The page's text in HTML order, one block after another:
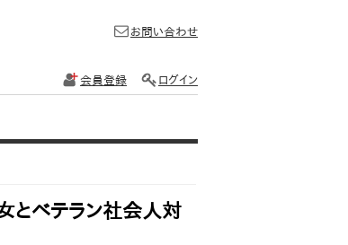
お問い合わせ
会員登録 ログイン
とベテラン社会人対